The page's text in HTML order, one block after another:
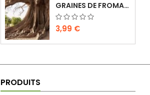
GRAINES DE FROMAGER - CEIBA PENTANDRA (10...
3,99 €
PRODUITS